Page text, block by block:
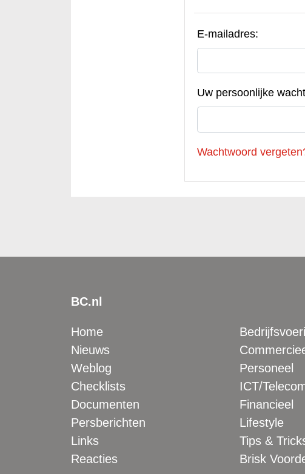
E-mailadres:
Uw persoonlijke
Wachtwoord
BC.nl
Home
Nieuws
Weblog
Checklists
Documenten
Persberichten
Links
Reacties
Personeel
ICT/
Financieel
Lifestyle
Tips &
Brisk